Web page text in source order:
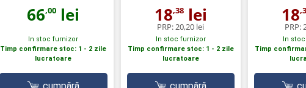
66,00 lei
In stoc furnizor
Timp confirmare stoc: 1 - 2 zile
lucratoare
18,38lei
PRP:20,20 lei
In stoc furnizor
Timp confirmare stoc: 1 - 2 zile
lucratoare
18
PRP:
In
Timp